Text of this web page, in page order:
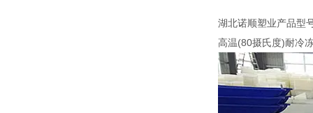
湖北诺顺塑业产品型
高温(80摄氏度)耐冷